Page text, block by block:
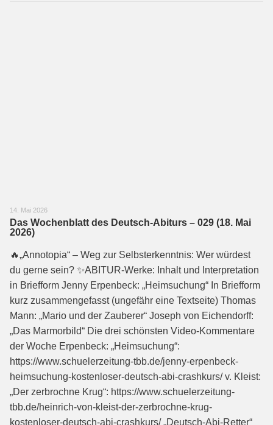
14. Mai 2026
Das Wochenblatt des Deutsch-Abiturs – 029 (18. Mai
2026)
🔥„Annotopia“ – Weg zur Selbsterkenntnis: Wer würdest
du gerne sein? ✨ABITUR-Werke: Inhalt und Interpretation
in Briefform Jenny Erpenbeck: „Heimsuchung“ In Briefform
kurz zusammengefasst (ungefähr eine Textseite) Thomas
Mann: „Mario und der Zauberer“ Joseph von Eichendorff:
„Das Marmorbild“ Die drei schönsten Video-Kommentare
der Woche Erpenbeck: „Heimsuchung“:
https://www.schuelerzeitung-tbb.de/jenny-erpenbeck-
heimsuchung-kostenloser-deutsch-abi-crashkurs/ v. Kleist:
„Der zerbrochne Krug“: https://www.schuelerzeitung-
tbb.de/heinrich-von-kleist-der-zerbrochne-krug-
kostenloser-deutsch-abi-crashkurs/ „Deutsch-Abi-Retter“